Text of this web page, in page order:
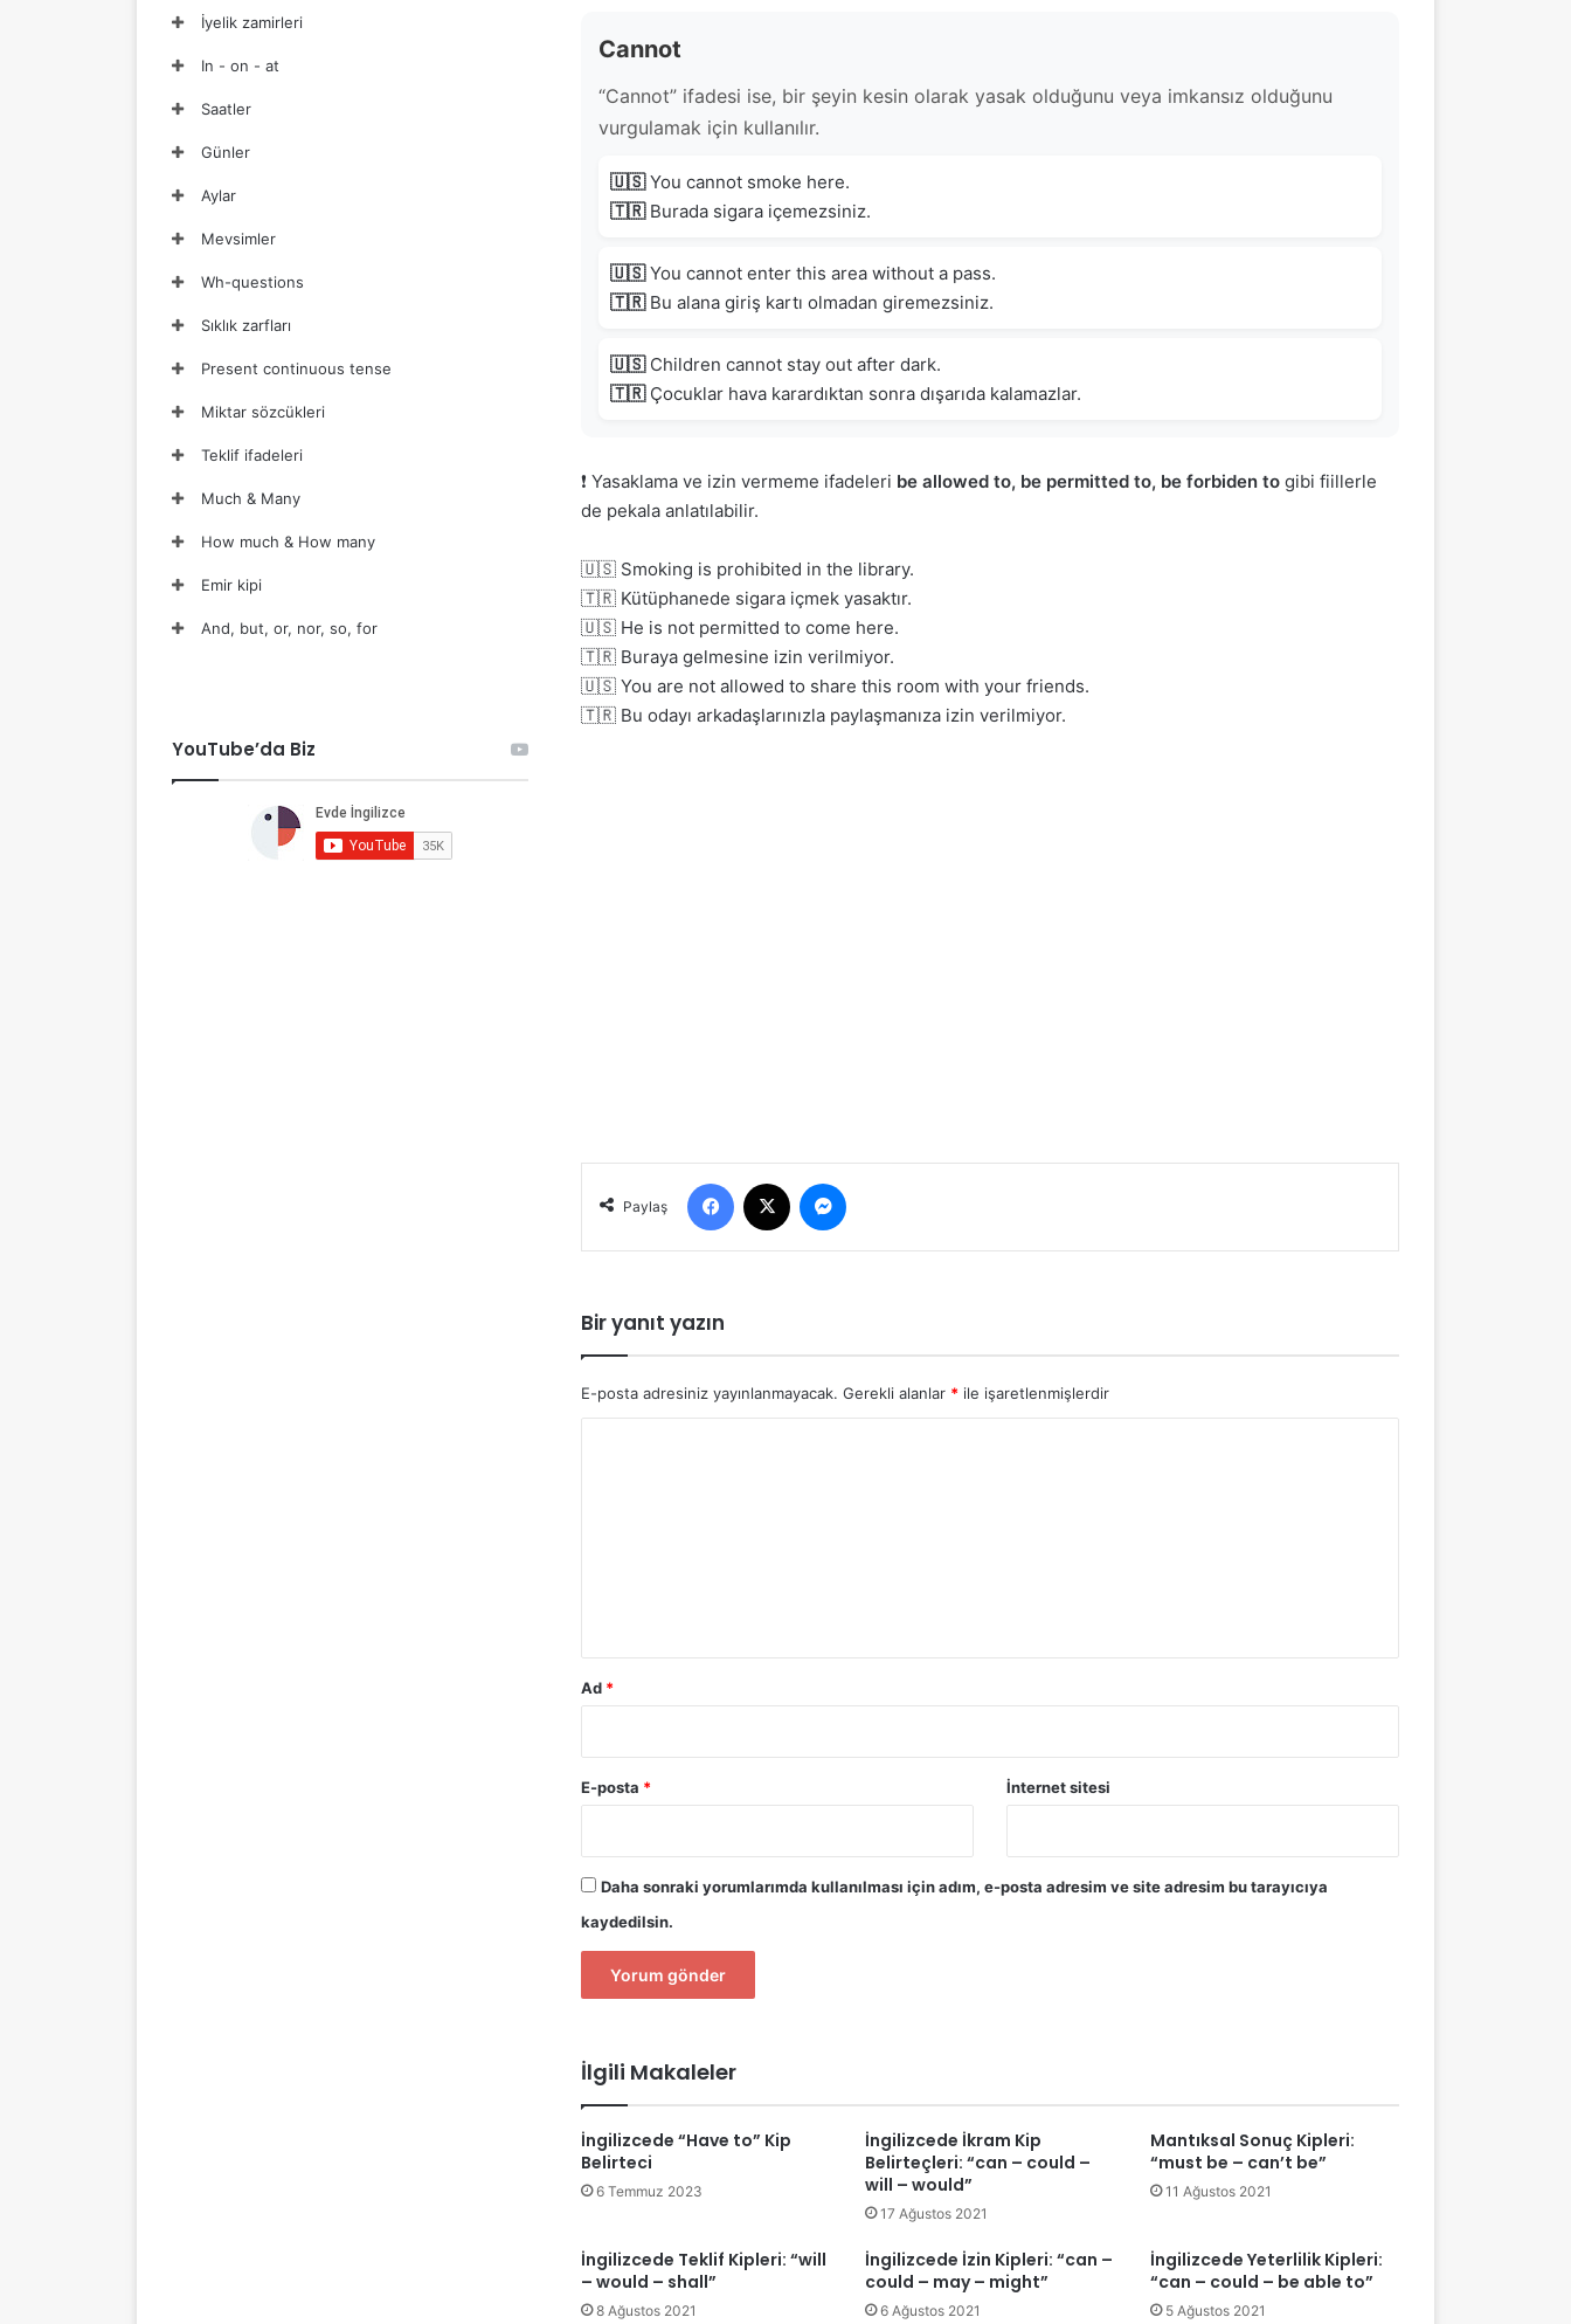
Cannot
“Cannot” ifadesi ise, bir şeyin kesin olarak yasak olduğunu veya imkansız olduğunu
vurgulamak için kullanılır.
🇺🇸You cannot smoke here.
🇹🇷Burada sigara içemezsiniz.
🇺🇸You cannot enter this area without a pass.
🇹🇷Bu alana giriş kartı olmadan giremezsiniz.
🇺🇸Children cannot stay out after dark.
🇹🇷Çocuklar hava karardıktan sonra dışarıda kalamazlar.
❗ Yasaklama ve izin vermeme ifadeleri be allowed to, be permitted to, be forbiden to gibi fiillerle
de pekala anlatılabilir.
🇺🇸 Smoking is prohibited in the library.
🇹🇷 Kütüphanede sigara içmek yasaktır.
🇺🇸 He is not permitted to come here.
🇹🇷 Buraya gelmesine izin verilmiyor.
🇺🇸 You are not allowed to share this room with your friends.
🇹🇷 Bu odayı arkadaşlarınızla paylaşmanıza izin verilmiyor.
Paylaş
Facebook
Bir yanıt yazın
E-posta adresiniz yayınlanmayacak. Gerekli alanlar * ile işaretlenmişlerdir
Ad *
E-posta * İnternet sitesi
Daha sonraki yorumlarımda kullanılması için adım, e-posta adresim ve site adresim bu tarayıcıya
kaydedilsin.
İlgili Makaleler
İngilizcede “Have to” Kip
Belirteci
6 Temmuz 2023
İngilizcede İkram Kip
Belirteçleri: “can – could –
will – would”
17 Ağustos 2021
Mantıksal Sonuç Kipleri:
“must be – can’t be”
11 Ağustos 2021
İngilizcede Teklif Kipleri: “will
– would – shall”
8 Ağustos 2021
İngilizcede İzin Kipleri: “can –
could – may – might”
6 Ağustos 2021
İngilizcede Yeterlilik Kipleri:
“can – could – be able to”
5 Ağustos 2021
İyelik zamirleri
In - on - at
Saatler
Günler
Aylar
Mevsimler
Wh-questions
Sıklık zarfları
Present continuous tense
Miktar sözcükleri
Teklif ifadeleri
Much & Many
How much & How many
Emir kipi
And, but, or, nor, so, for
YouTube’da Biz